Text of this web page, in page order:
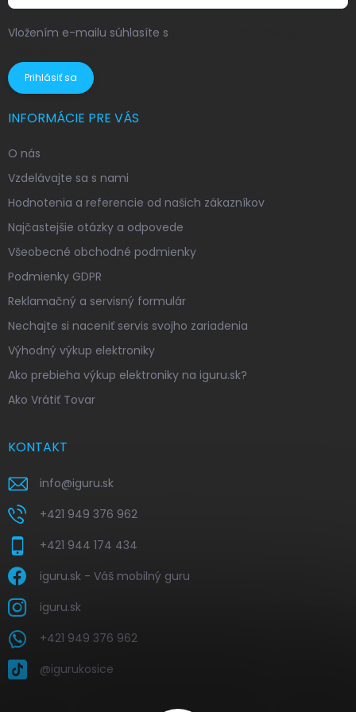
Vložením e-mailu súhlasíte s
Prihlásiť sa
INFORMÁCIE PRE VÁS
O nás
Vzdelávajte sa s nami
Hodnotenia a referencie od našich zákazníkov
Najčastejšie otázky a odpovede
Všeobecné obchodné podmienky
Podmienky GDPR
Reklamačný a servisný formulár
Nechajte si naceniť servis svojho zariadenia
Výhodný výkup elektroniky
Ako prebieha výkup elektroniky na iguru.sk?
Ako Vrátiť Tovar
KONTAKT
info@iguru.sk
+421 949 376 962
+421 944 174 434
iguru.sk - Váš mobilný guru
iguru.sk
+421 949 376 962
@igurukosice